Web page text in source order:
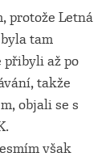
protože Letná
tam
přibyli až po
takže
objali se s
však